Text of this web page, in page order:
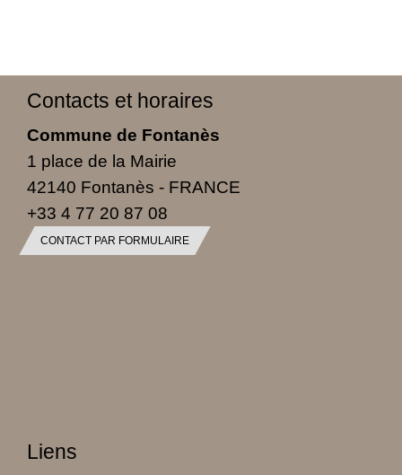
Contacts et horaires
Commune de Fontanès
1 place de la Mairie
42140 Fontanès - FRANCE
+33 4 77 20 87 08
CONTACT PAR FORMULAIRE
Liens